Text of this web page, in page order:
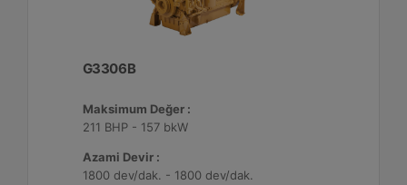
G3306B
Maksimum Değer :
211 BHP - 157 bkW
Azami Devir :
1800 dev/dak. - 1800 dev/dak.